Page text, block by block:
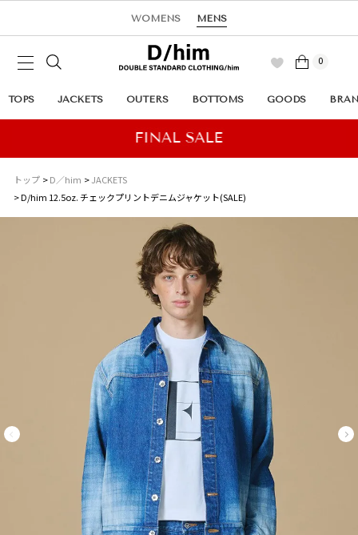
WOMENS MENS
0
TOPS JACKETS OUTERS BOTTOMS GOODS
トップ D／him
JACKETS
D/him 12.5oz. チェックプリントデニムジャケット(SALE)